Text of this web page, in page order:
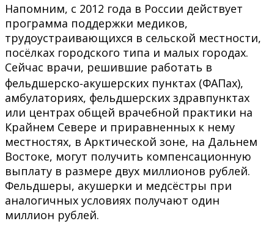
Напомним, с 2012 года в России действует
программа поддержки медиков,
трудоустраивающихся в сельской местности,
посёлках городского типа и малых городах.
Сейчас врачи, решившие работать в
фельдшерско‑акушерских пунктах (ФАПах),
амбулаториях, фельдшерских здравпунктах
или центрах общей врачебной практики на
Крайнем Севере и приравненных к нему
местностях, в Арктической зоне, на Дальнем
Востоке, могут получить компенсационную
выплату в размере двух миллионов рублей.
Фельдшеры, акушерки и медсёстры при
аналогичных условиях получают один
миллион рублей.